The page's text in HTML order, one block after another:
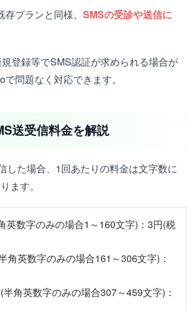
プランと同様、 SMSの受診や送信に
登録等でSMS認証が求められる場合が
問題なく対応できます。
送受信料金を解説
した場合、1回あたりの料金は文字数に
ます。
英数字のみの場合1～160文字)：3円(税
角英数字のみの場合161～306文字)：
角英数字のみの場合307～459文字)：